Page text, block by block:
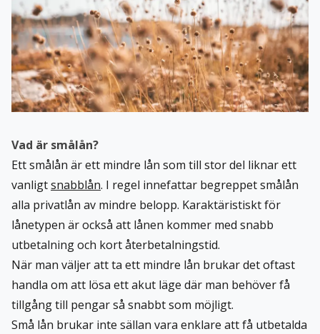
Vad är smålån?
Ett smålån är ett mindre lån som till stor del liknar ett
vanligtsnabblån. I regel innefattar begreppet smålån
alla privatlån av mindre belopp. Karaktäristiskt för
lånetypen är också att lånen kommer med snabb
utbetalning och kort återbetalningstid.
När man väljer att ta ett mindre lån brukar det oftast
handla om att lösa ett akut läge där man behöver få
tillgång till pengar så snabbt som möjligt.
Små lån brukar inte sällan vara enklare att få utbetalda